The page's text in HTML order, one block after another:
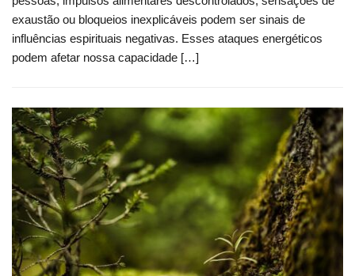
exaustão ou bloqueios inexplicáveis podem ser sinais de
influências espirituais negativas. Esses ataques energéticos
podem afetar nossa capacidade […]